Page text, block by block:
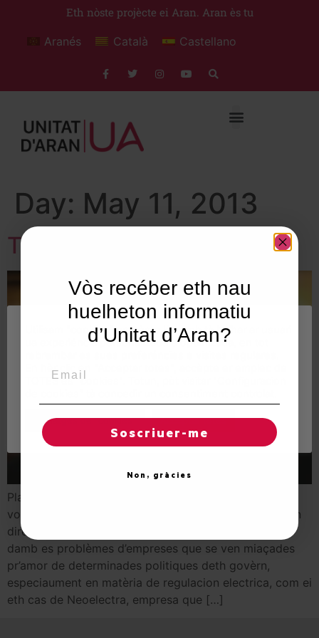
Eth nòste projècte ei Aran. Aran ès tu
Aranés Català Castellano
Day: May 11, 2013
T’explicam. Abriu 2013
Planvoludi amics e amigues, Un còp mès m’adreci a
vosati tà hèr-vos ua reflexion sus dus ahèrs qu’afècten
directament ara Val d’Aran: Era prumèra a qué veir
damb es problèmes d’empreses que se ven miaçades
pr’amor de determinades politiques deth govèrn,
especiaument en matèria de regulacion electrica, com ei
eth cas de Neoelectra, empresa que […]
Utilisam "cookies" en nòste lòc web tà balhar ar usuari
ua experiéncia personalizada e optimizada, en tot
En hèr clic en "Acceptar totes", accèpte er emplec de
TOTES es "cookies". Totun, pòt visitar "Configuracion
Reglatges de "cookies" Acceptar totes
Vòs recéber eth nau
huelheton informatiu
d’Unitat d’Aran?
Soscriuer-me
Non, gràcies